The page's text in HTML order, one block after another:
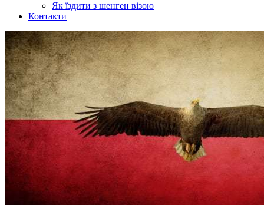
Як їздити з шенген візою
Контакти